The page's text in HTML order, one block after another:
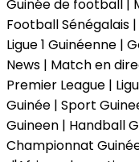
Guinée de football |
Football Sénégalais
Ligue 1 Guinéenne |
News | Match en
Premier League |
Guinée | Sport
Guineen | Handball
Championnat